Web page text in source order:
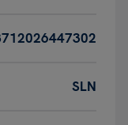
SLN